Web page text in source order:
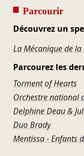
Parcourir
Découvrez un
La Mécanique de la
Parcourez les
Torment of Hearts
Orchestre national
Delphine Deau &
Duo Brady
Mentissa - Enfants